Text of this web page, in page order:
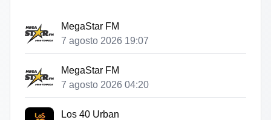
MegaStar FM
7 agosto 2026 19:07
MegaStar FM
7 agosto 2026 04:20
Los 40 Urban